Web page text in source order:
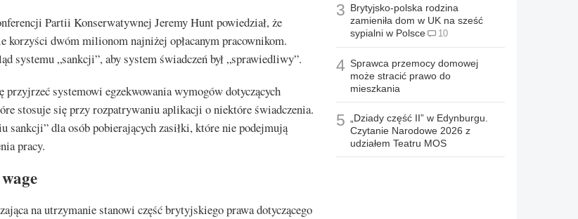
Partii Konserwatywnej Jeremy Hunt powiedział, że
korzyści dwóm milionom najniżej opłacanym pracownikom.
systemu „sankcji”, aby system świadczeń był „sprawiedliwy”.
przyjrzeć systemowi egzekwowania wymogów dotyczących
stosuje się przy rozpatrywaniu aplikacji o niektóre świadczenia.
sankcji” dla osób pobierających zasiłki, które nie podejmują
pracy.
na utrzymanie stanowi część brytyjskiego prawa dotyczącego
3 Brytyjsko-polska rodzina
zamieniła dom w UK na sześć
sypialni w Polsce
10
4 Sprawca przemocy domowej
może stracić prawo do
mieszkania
5 „Dziady część II” w Edynburgu.
Czytanie Narodowe 2026 z
udziałem Teatru MOS